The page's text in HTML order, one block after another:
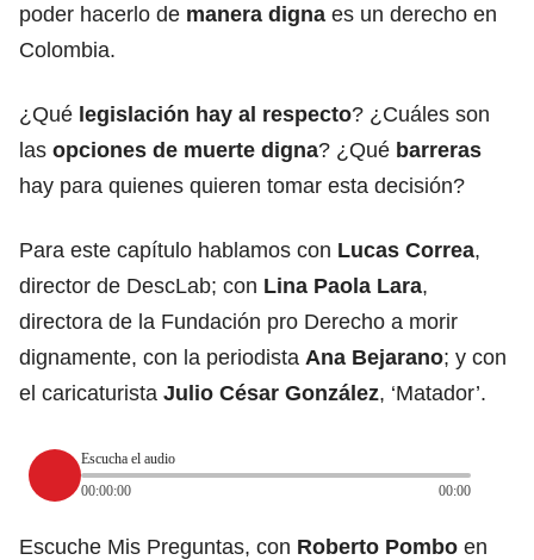
poder hacerlo de manera digna es un derecho en
Colombia.
¿Qué legislación hay al respecto? ¿Cuáles son
las opciones de muerte digna? ¿Qué barreras
hay para quienes quieren tomar esta decisión?
Para este capítulo hablamos con Lucas Correa,
director de DescLab; con Lina Paola Lara,
directora de la Fundación pro Derecho a morir
dignamente, con la periodista Ana Bejarano; y con
el caricaturista Julio César González, ‘Matador’.
Escucha el audio
00:00:00
00:00
Escuche Mis Preguntas, con Roberto Pombo en